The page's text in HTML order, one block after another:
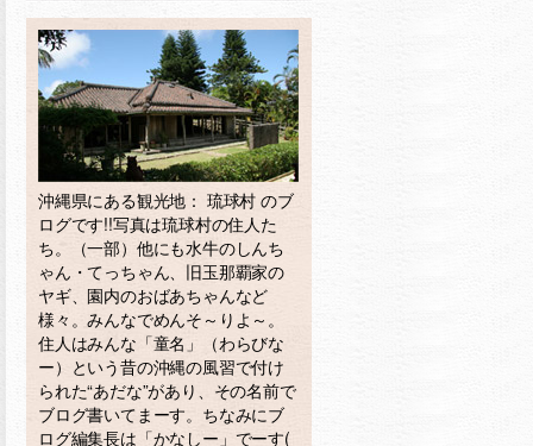
沖縄県にある観光地： 琉球村 のブ
ログです!!写真は琉球村の住人た
ち。（一部）他にも水牛のしんち
ゃん・てっちゃん、旧玉那覇家の
ヤギ、園内のおばあちゃんなど
様々。みんなでめんそ～りよ～。
住人はみんな「童名」（わらびな
ー）という昔の沖縄の風習で付け
られた“あだな”があり、その名前で
ブログ書いてまーす。ちなみにブ
ログ編集長は「かなしー」でーす(